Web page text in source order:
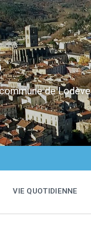
de Lodève
VIE QUOTIDIENNE